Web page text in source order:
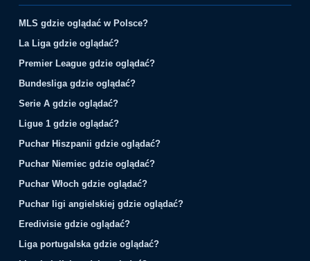
MLS gdzie oglądać w Polsce?
La Liga gdzie oglądać?
Premier League gdzie oglądać?
Bundesliga gdzie oglądać?
Serie A gdzie oglądać?
Ligue 1 gdzie oglądać?
Puchar Hiszpanii gdzie oglądać?
Puchar Niemiec gdzie oglądać?
Puchar Włoch gdzie oglądać?
Puchar ligi angielskiej gdzie oglądać?
Eredivisie gdzie oglądać?
Liga portugalska gdzie oglądać?